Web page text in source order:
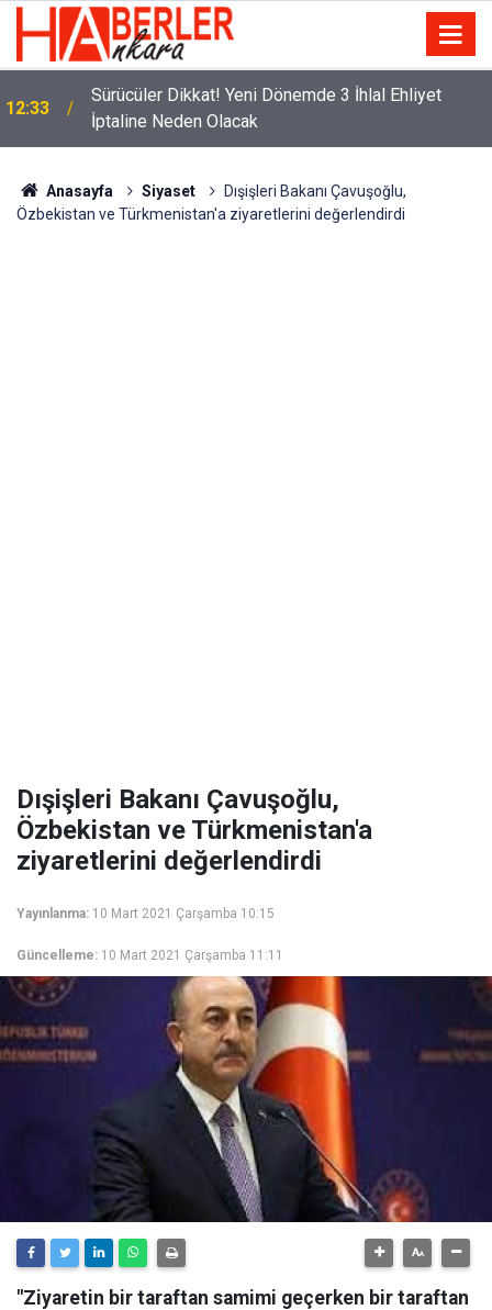
12:33
Sürücüler Dikkat! Yeni Dönemde 3 İhlal Ehliyet
İptaline Neden Olacak
Anasayfa Siyaset
Dışişleri Bakanı Çavuşoğlu,
Özbekistan ve Türkmenistan'a ziyaretlerini değerlendirdi
Dışişleri Bakanı Çavuşoğlu,
Özbekistan ve Türkmenistan'a
ziyaretlerini değerlendirdi
Yayınlanma: 10 Mart 2021 Çarşamba 10:15
Güncelleme: 10 Mart 2021 Çarşamba 11:11
"Ziyaretin bir taraftan samimi geçerken bir taraftan